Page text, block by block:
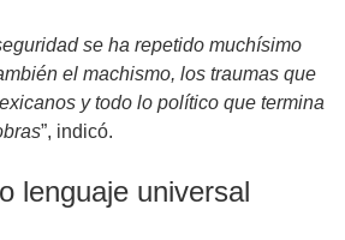
se ha repetido muchísimo
el machismo, los traumas que
y todo lo político que termina
”, indicó.
lenguaje universal